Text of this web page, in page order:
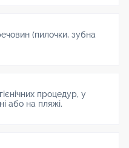
(пилочки, зубна
процедур, у
або на пляжі.